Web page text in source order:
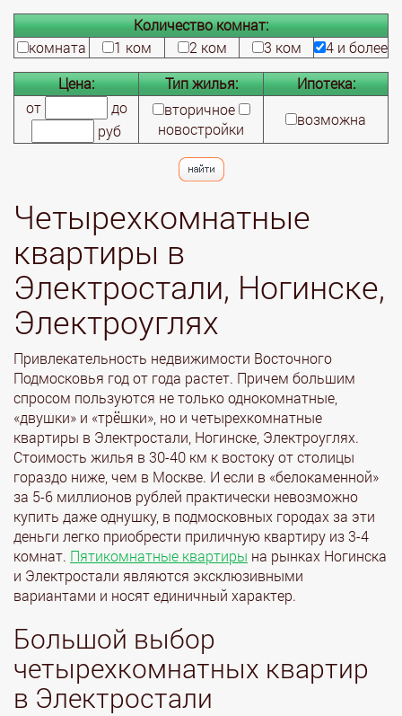
Количество комнат:
комната
1 ком 2 ком 3 ком
4 и более
Цена:
Тип жилья:
Ипотека:
от
до
руб
вторичное
новостройки
возможна
Четырехкомнатные
квартиры в
Электростали, Ногинске,
Электроуглях
Привлекательность недвижимости Восточного
Подмосковья год от года растет. Причем большим
спросом пользуются не только однокомнатные,
«двушки» и «трёшки», но и четырехкомнатные
квартиры в Электростали, Ногинске, Электроуглях.
Стоимость жилья в 30-40 км к востоку от столицы
гораздо ниже, чем в Москве. И если в «белокаменной»
за 5-6 миллионов рублей практически невозможно
купить даже однушку, в подмосковных городах за эти
деньги легко приобрести приличную квартиру из 3-4
комнат. Пятикомнатные квартиры на рынках Ногинска
и Электростали являются эксклюзивными
вариантами и носят единичный характер.
Большой выбор
четырехкомнатных квартир
в Электростали